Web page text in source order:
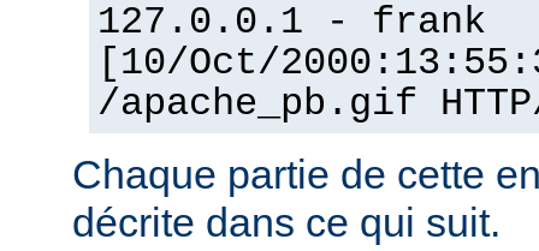
127.0.0.1 - frank
[10/Oct/
/apache_pb.gif
Chaque partie de cette
décrite dans ce qui suit.